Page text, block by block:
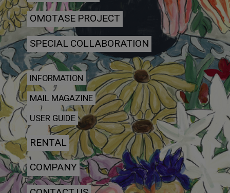
OMOTASE PROJECT
SPECIAL COLLABORATION
INFORMATION
MAIL MAGAZINE
USER GUIDE
RENTAL
COMPANY